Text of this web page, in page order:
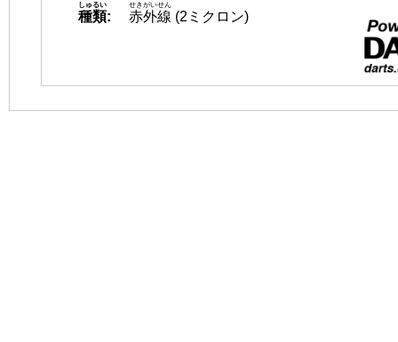
種類
しゅるい
: 赤外線
せきがいせん
(2ミクロン)